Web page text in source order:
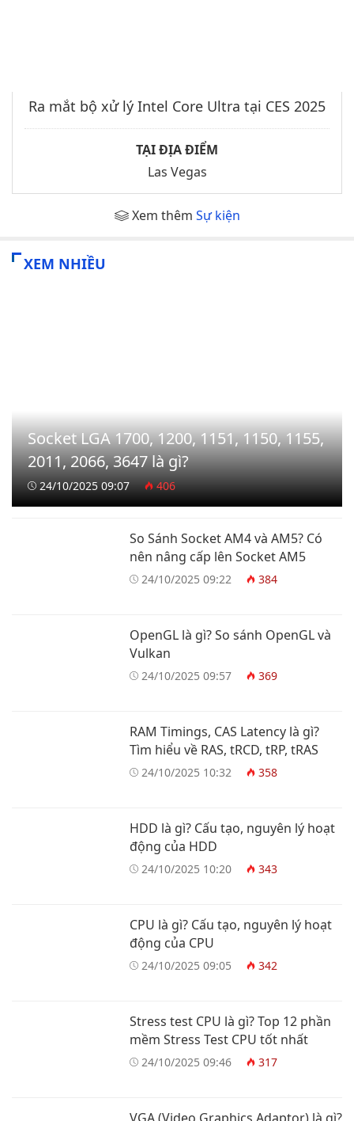
Ra mắt bộ xử lý Intel Core Ultra tại CES 2025
TẠI ĐỊA ĐIỂM
Las Vegas
Xem thêm Sự kiện
XEM NHIỀU
Socket LGA 1700, 1200, 1151, 1150, 1155,
2011, 2066, 3647 là gì?
24/10/2025 09:07 406
So Sánh Socket AM4 và AM5? Có
nên nâng cấp lên Socket AM5
24/10/2025 09:22 384
OpenGL là gì? So sánh OpenGL và
Vulkan
24/10/2025 09:57 369
RAM Timings, CAS Latency là gì?
Tìm hiểu về RAS, tRCD, tRP, tRAS
24/10/2025 10:32 358
HDD là gì? Cấu tạo, nguyên lý hoạt
động của HDD
24/10/2025 10:20 343
CPU là gì? Cấu tạo, nguyên lý hoạt
động của CPU
24/10/2025 09:05 342
Stress test CPU là gì? Top 12 phần
mềm Stress Test CPU tốt nhất
24/10/2025 09:46 317